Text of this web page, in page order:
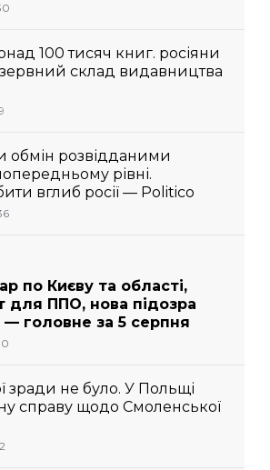
100 тисяч книг. росіяни
склад видавництва
обмін розвідданими
рівні.
вглиб росії — Politico
по Києву та області,
для ППО, нова підозра
— головне за 5 серпня
зради не було. У Польщі
справу щодо Смоленської